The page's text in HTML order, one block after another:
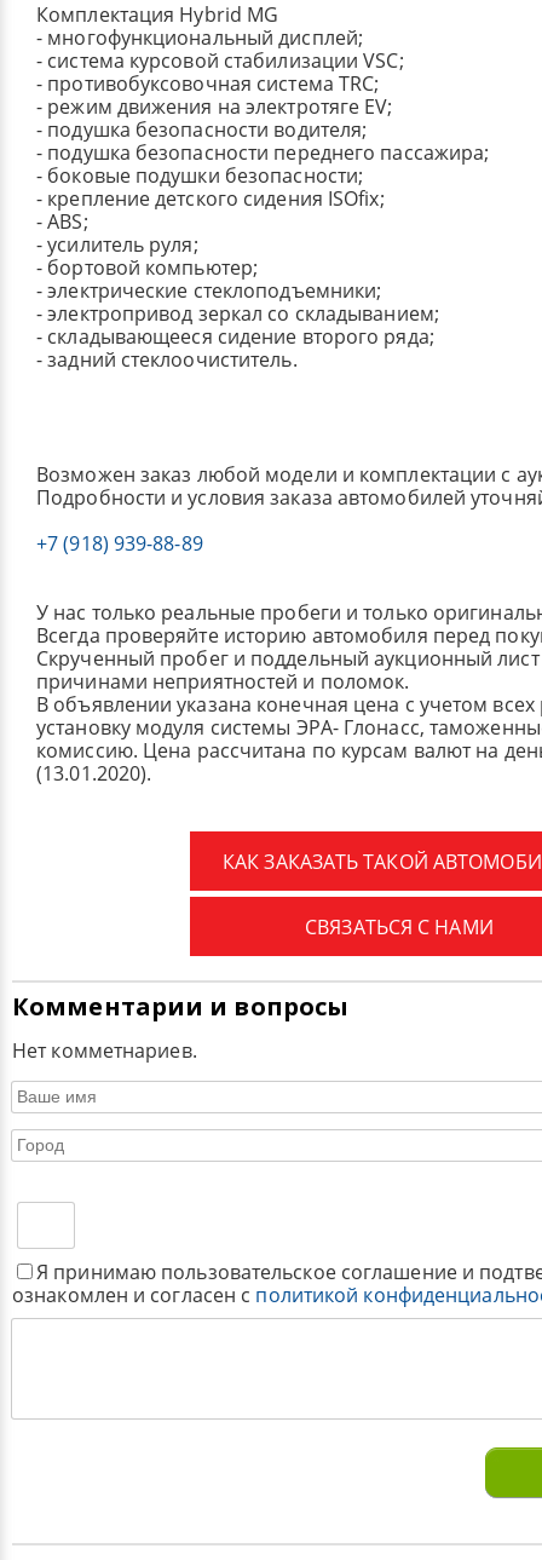
Комплектация Hybrid MG
- многофункциональный дисплей;
- система курсовой стабилизации VSC;
- противобуксовочная система TRC;
- режим движения на электротяге EV;
- подушка безопасности водителя;
- подушка безопасности переднего пассажира;
- боковые подушки безопасности;
- крепление детского сидения ISOfix;
- ABS;
- усилитель руля;
- бортовой компьютер;
- электрические стеклоподъемники;
- электропривод зеркал со складыванием;
- складывающееся сидение второго ряда;
- задний стеклоочиститель.
Возможен заказ любой модели и комплектации с
Подробности и условия заказа автомобилей
+7 (918) 939-88-89
У нас только реальные пробеги и только
Всегда проверяйте историю автомобиля перед
Скрученный пробег и поддельный аукционный лист
причинами неприятностей и поломок.
В объявлении указана конечная цена с учетом
установку модуля системы ЭРА- Глонасс,
комиссию. Цена рассчитана по курсам валют на
(13.01.2020).
КАК ЗАКАЗАТЬ ТАКОЙ
СВЯЗАТЬСЯ С НАМИ
Комментарии и вопросы
Нет комметнариев.
Я принимаю пользовательское соглашение и
ознакомлен и согласен с политикой